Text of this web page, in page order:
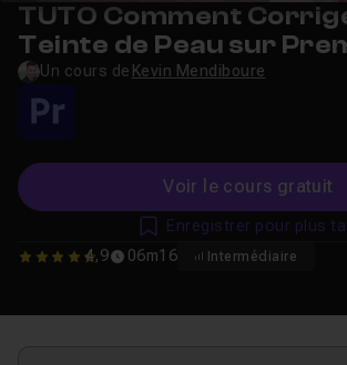
TUTO Comment
Teinte de Peau sur
Un cours de Kevin Mendiboure
Voir le cours gratuit
4.9166666666667
4,9 06m16 Intermédiaire
Enregistrer pour plus